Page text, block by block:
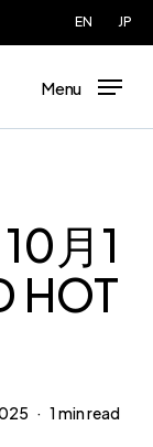
EN JP
Menu
月1
HOT
1 min read